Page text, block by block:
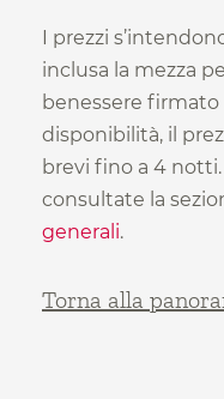
I prezzi
inclusa la mezza
benessere
disponibilità, il
brevi fino a 4 notti.
consultate la
generali.
Torna alla